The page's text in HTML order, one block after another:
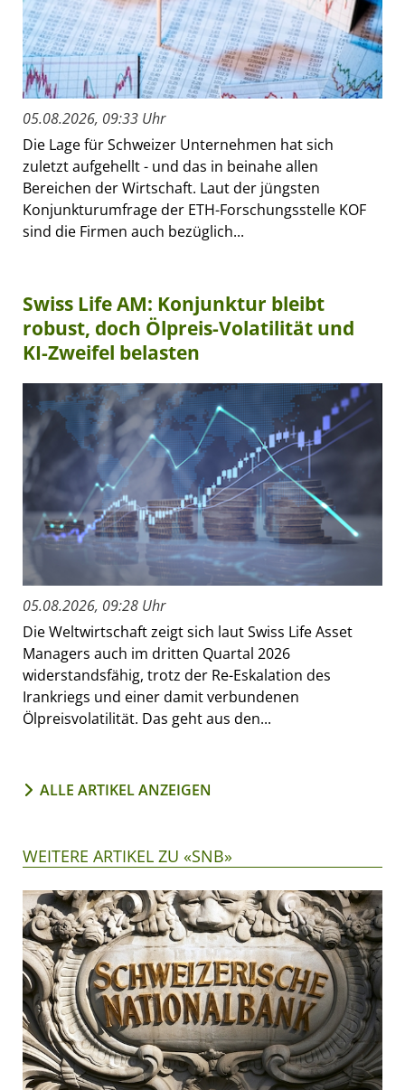
05.08.2026, 09:33 Uhr
Die Lage für Schweizer Unternehmen hat sich
zuletzt aufgehellt - und das in beinahe allen
Bereichen der Wirtschaft. Laut der jüngsten
Konjunkturumfrage der ETH-Forschungsstelle KOF
sind die Firmen auch bezüglich...
Swiss Life AM: Konjunktur bleibt
robust, doch Ölpreis-Volatilität und
KI-Zweifel belasten
05.08.2026, 09:28 Uhr
Die Weltwirtschaft zeigt sich laut Swiss Life Asset
Managers auch im dritten Quartal 2026
widerstandsfähig, trotz der Re-Eskalation des
Irankriegs und einer damit verbundenen
Ölpreisvolatilität. Das geht aus den...
ALLE ARTIKEL ANZEIGEN
WEITERE ARTIKEL ZU «SNB»